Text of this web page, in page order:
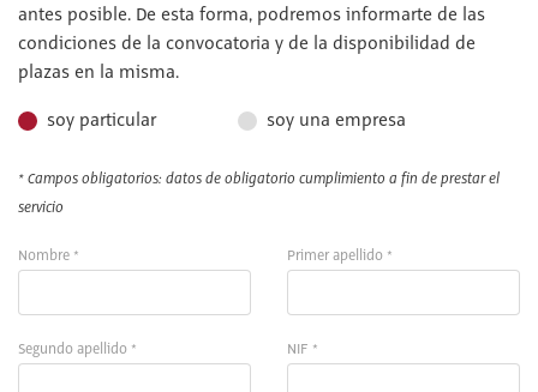
antes posible. De esta forma, podremos informarte de las
condiciones de la convocatoria y de la disponibilidad de
plazas en la misma.
soy particular soy una empresa
* Campos obligatorios: datos de obligatorio cumplimiento a fin de prestar el
servicio
Nombre * Primer apellido *
Segundo apellido * NIF *